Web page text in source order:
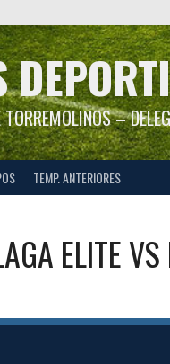
–
TEMP. ANTERIORES
ELITEVS